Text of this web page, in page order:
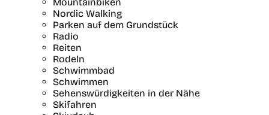
Nordic Walking
Parken auf dem Grundstück
Radio
Reiten
Rodeln
Schwimmbad
Schwimmen
Sehenswürdigkeiten in der Nähe
Skifahren